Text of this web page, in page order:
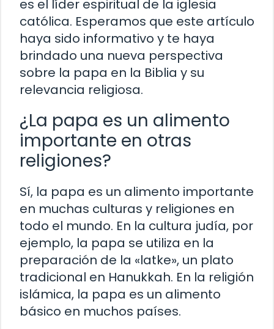
es el líder espiritual de la iglesia
católica. Esperamos que este artículo
haya sido informativo y te haya
brindado una nueva perspectiva
sobre la papa en la Biblia y su
relevancia religiosa.
¿La papa es un alimento
importante en otras
religiones?
Sí, la papa es un alimento importante
en muchas culturas y religiones en
todo el mundo. En la cultura judía, por
ejemplo, la papa se utiliza en la
preparación de la «latke», un plato
tradicional en Hanukkah. En la religión
islámica, la papa es un alimento
básico en muchos países.